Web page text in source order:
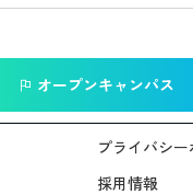
オープンキャンパス
プライバシ
採用情報